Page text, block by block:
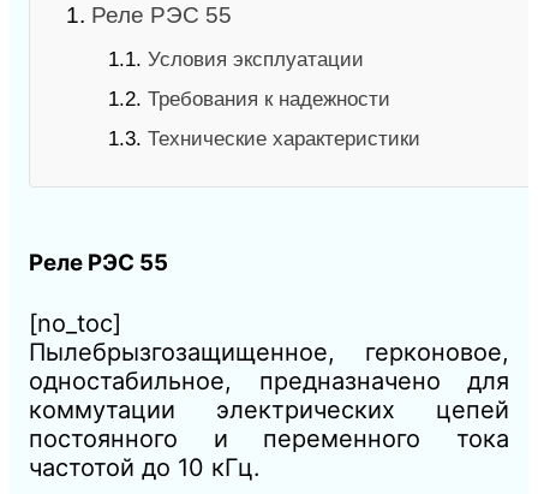
1. Реле РЭС 55
1.1. Условия эксплуатации
1.2. Требования к надежности
1.3. Технические характеристики
Реле РЭС 55
[no_toc]
Пылебрызгозащищенное, герконовое,
одностабильное, предназначено для
коммутации электрических цепей
постоянного и переменного тока
частотой до 10 кГц.